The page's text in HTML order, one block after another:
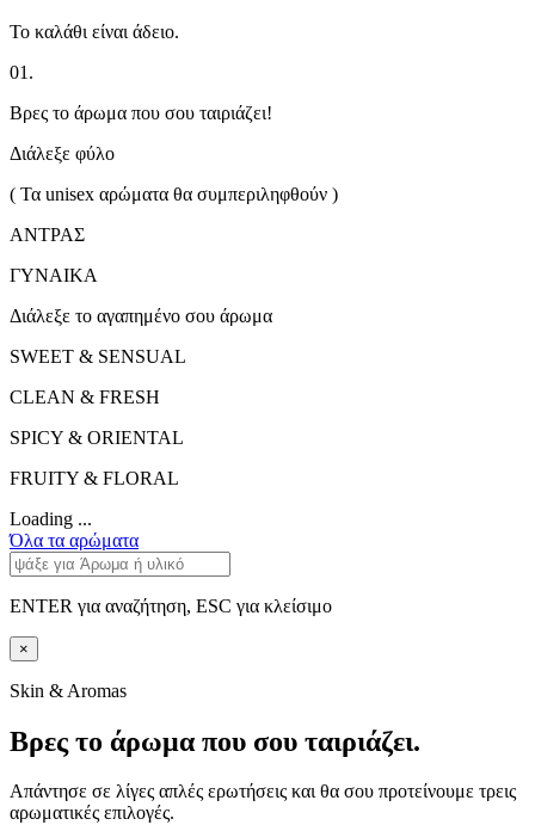
Το καλάθι είναι άδειο.
01.
Βρες το άρωμα που σου ταιριάζει!
Διάλεξε φύλο
( Τα unisex αρώματα θα συμπεριληφθούν )
ΑΝΤΡΑΣ
ΓΥΝΑΙΚΑ
Διάλεξε το αγαπημένο σου άρωμα
SWEET & SENSUAL
CLEAN & FRESH
SPICY & ORIENTAL
FRUITY & FLORAL
Loading ...
Όλα τα αρώματα
ENTER για αναζήτηση, ESC για κλείσιμο
×
Skin & Aromas
Βρες το άρωμα που σου ταιριάζει.
Απάντησε σε λίγες απλές ερωτήσεις και θα σου προτείνουμε τρεις
αρωματικές επιλογές.